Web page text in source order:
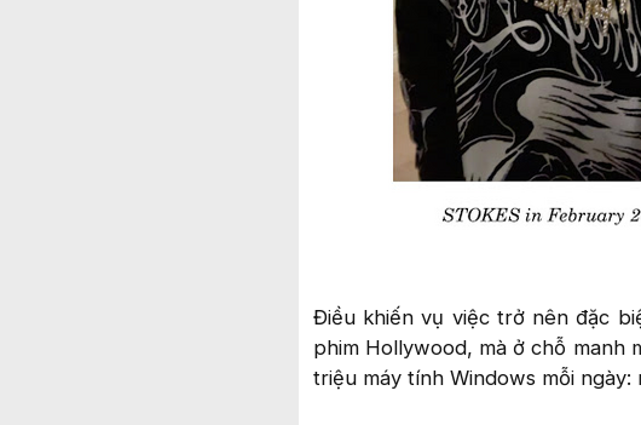
Điều khiến vụ việc trở nên đặc
phim Hollywood, mà ở chỗ manh
triệu máy tính Windows mỗi